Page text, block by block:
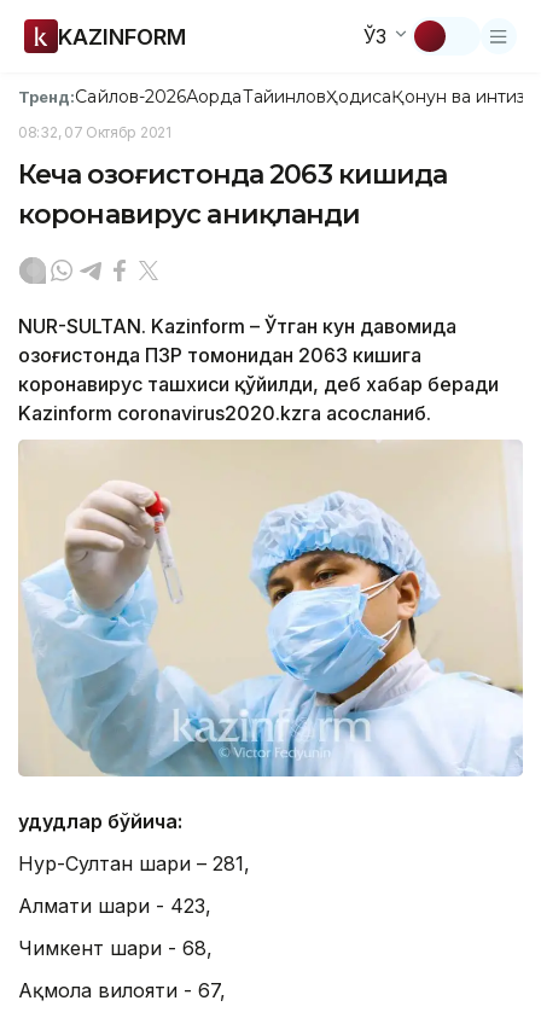
KAZINFORM ЎЗ
Тренд:Сайлов-2026АқордаТайинловҲодисаҚонун ва
08:32, 07 Октябр 2021
Кеча Қозоғистонда 2063 кишида
коронавирус аниқланди
NUR-SULTAN. Kazinform – Ўтган кун давомида
Қозоғистонда ПЗР томонидан 2063 кишига
коронавирус ташхиси қўйилди, деб хабар беради
Kazinform coronavirus2020.kzга асосланиб.
Ҳудудлар бўйича:
Нур-Султан шаҳри – 281,
Алмати шаҳри - 423,
Чимкент шаҳри - 68,
Ақмола вилояти - 67,